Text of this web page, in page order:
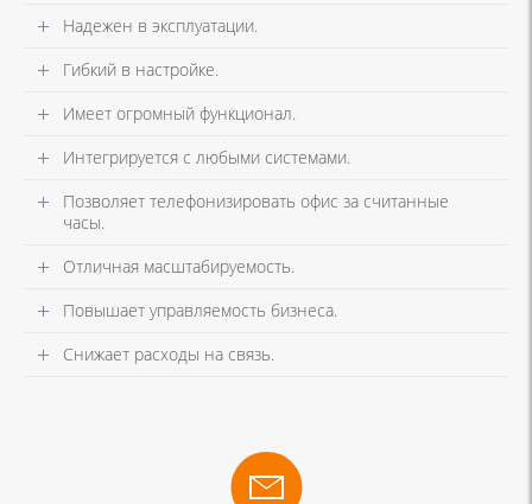
Надежен в эксплуатации.
Гибкий в настройке.
Имеет огромный функционал.
Интегрируется с любыми системами.
Позволяет телефонизировать офис за считанные
часы.
Отличная масштабируемость.
Повышает управляемость бизнеса.
Снижает расходы на связь.